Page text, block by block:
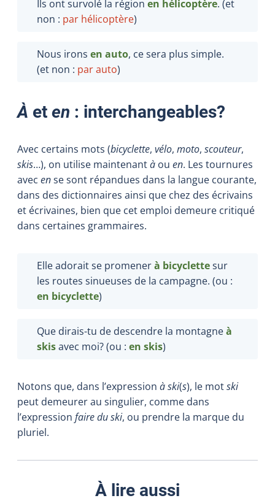
Ils ont survolé la région en hélicoptère. (et
non : par hélicoptère)
Nous irons en auto, ce sera plus simple.
(et non : par auto)
À et en : interchangeables?
Avec certains mots (bicyclette, vélo, moto, scouteur,
skis…), on utilise maintenantà ou en. Les tournures
avec ense sont répandues dans la langue courante,
dans des dictionnaires ainsi que chez des écrivains
et écrivaines, bien que cet emploi demeure critiqué
dans certaines grammaires.
Elle adorait se promenerà bicyclettesur
les routes sinueuses de la campagne. (ou :
en bicyclette)
Que dirais-tu de descendre la montagneà
skisavec moi? (ou : en skis)
Notons que, dans l’expression à ski(s), le motski
peut demeurer au singulier, comme dans
l’expression faire du ski, ou prendre la marque du
pluriel.
À lire aussi